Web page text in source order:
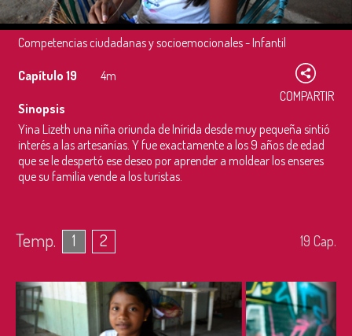
Competencias ciudadanas y socioemocionales - Infantil
Capítulo 19
4m
COMPARTIR
Sinopsis
Yina Lizeth una niña oriunda de Inírida desde muy pequeña sintió
interés a las artesanías. Y fue exactamente a los 9 años de edad
que se le despertó ese deseo por aprender a moldear los enseres
que su familia vende a los turistas.
Temp. 1 2 19 Cap.